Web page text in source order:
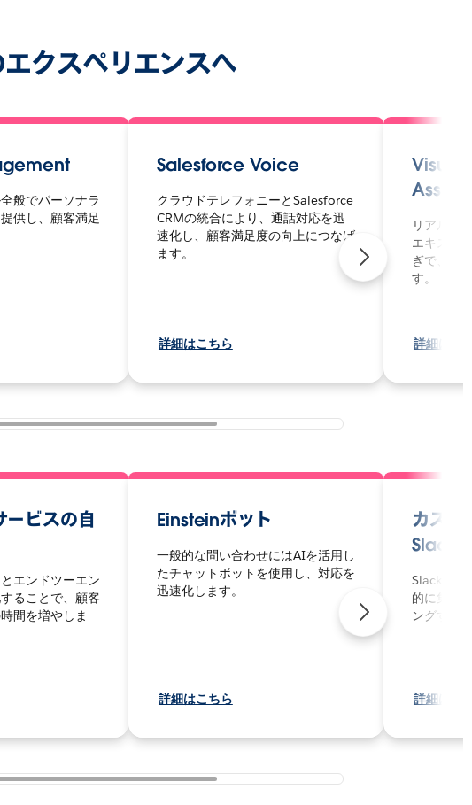
クスペリエンスへ
般でパーソナラ
供し、顧客満足
Salesforce Voice
クラウドテレフォニーとSalesforce
CRMの統合により、通話対応を迅
速化し、顧客満足度の向上につなげ
ます。
詳細はこちら
Visual
リアルタ
エキスパ
ぎで、初
す。
詳細はこ
ービスの自
エンドツーエン
ることで、顧客
間を増やしま
Einsteinボット
一般的な問い合わせにはAIを活用し
たチャットボットを使用し、対応を
迅速化します。
詳細はこちら
カスタ
Slack
Slackで適
的に集め
ングする
詳細はこ